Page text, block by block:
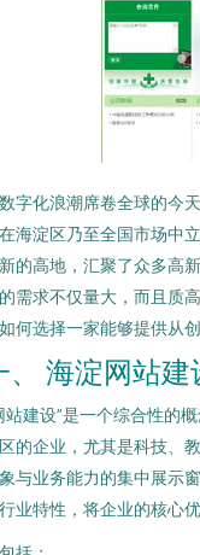
字化浪潮席卷全球的今
海淀区乃至全国市场中
的高地，汇聚了众多高
需求不仅量大，而且质
何选择一家能够提供从
、 海淀网站
站建设”是一个综合性的
的企业，尤其是科技、
与业务能力的集中展示
业特性，将企业的核心